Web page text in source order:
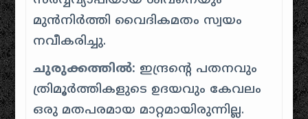
മുൻനിർത്തി വൈദികമതം സ്വയം
നവീകരിച്ചു.
ചുരുക്കത്തിൽ: ഇന്ദ്രന്റെ പതനവും
ത്രിമൂർത്തികളുടെ ഉദയവും കേവലം
ഒരു മതപരമായ മാറ്റമായിരുന്നില്ല.